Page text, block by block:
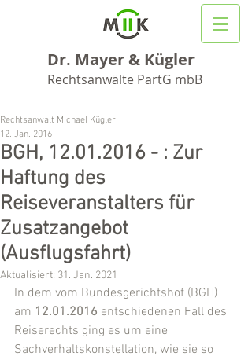
Dr. Mayer & Kügler
Rechtsanwälte PartG mbB
BGH, 12.01.2016 - : Zur
Haftung des
Reiseveranstalters für
Zusatzangebot
(Ausflugsfahrt)
Rechtsanwalt Michael Kügler
12. Jan. 2016
Aktualisiert: 31. Jan. 2021
In dem vom Bundesgerichtshof (BGH)
am 12.01.2016 entschiedenen Fall des
Reiserechts ging es um eine
Sachverhaltskonstellation, wie sie so